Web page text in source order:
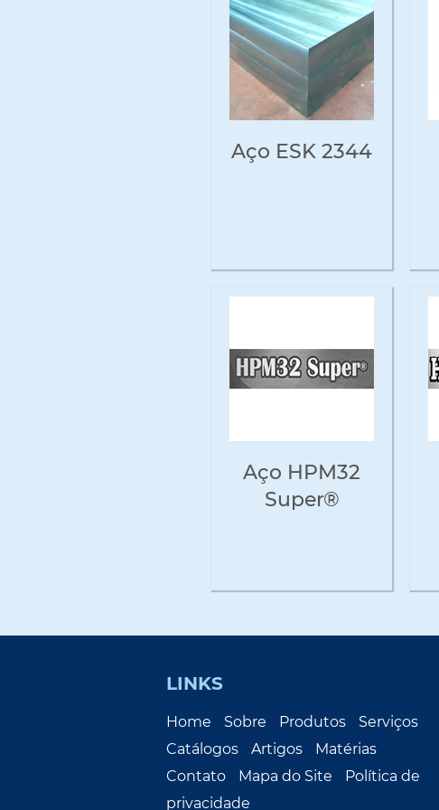
Aço ESK 2344
Aço HPM32
Super®
LINKS
Home Sobre Produtos
Serviços
Catálogos
Artigos
Matérias
Contato
Mapa do Site
Política de
privacidade